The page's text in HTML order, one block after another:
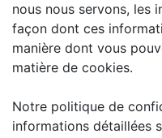
nous nous servons, les
façon dont ces
manière dont vous
matière de cookies.
Notre politique de
informations détaillées